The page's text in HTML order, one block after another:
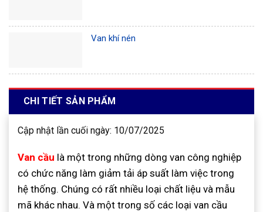
Van khí nén
CHI TIẾT SẢN PHẨM
Cập nhật lần cuối ngày: 10/07/2025
Van cầu là một trong những dòng van công nghiệp
có chức năng làm giảm tải áp suất làm việc trong
hệ thống. Chúng có rất nhiều loại chất liệu và mẫu
mã khác nhau. Và một trong số các loại van cầu